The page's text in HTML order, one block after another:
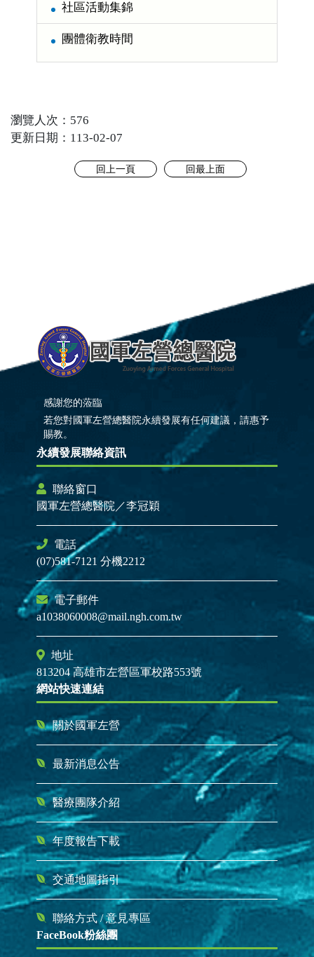
社區活動集錦
團體衛教時間
瀏覽人次：576
更新日期：113-02-07
回上一頁 回最上面
感謝您的蒞臨
若您對國軍左營總醫院永續發展有任何建議，請惠予
賜教。
永續發展聯絡資訊
聯絡窗口
國軍左營總醫院／李冠穎
電話
(07)581-7121 分機2212
電子郵件
a1038060008@mail.ngh.com.tw
地址
813204 高雄市左營區軍校路553號
網站快速連結
關於國軍左營
最新消息公告
醫療團隊介紹
年度報告下載
交通地圖指引
聯絡方式/意見專區
FaceBook粉絲團